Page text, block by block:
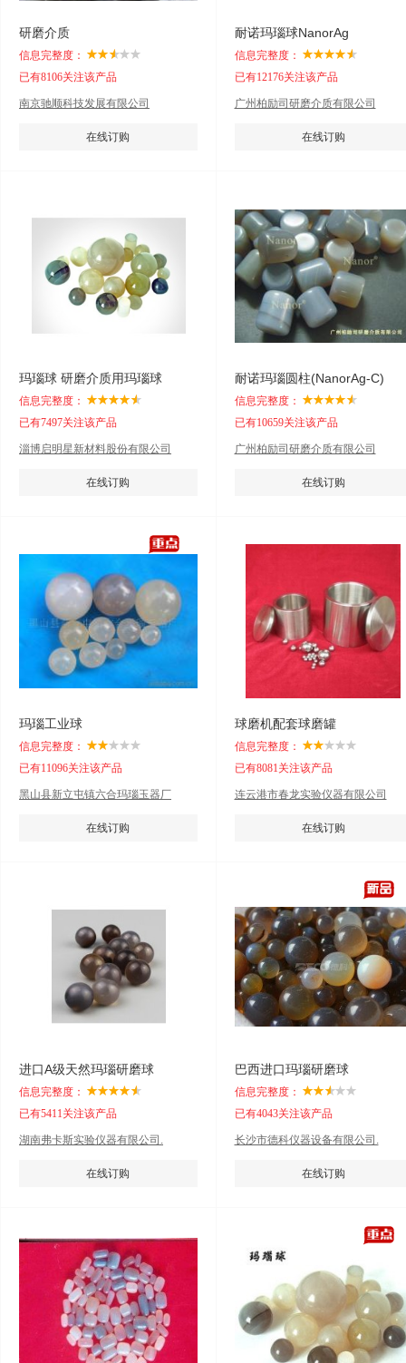
研磨介质
信息完整度：
已有8106关注该产品
南京驰顺科技发展有限公司
在线订购
耐诺玛瑙球NanorAg
信息完整度：
已有12176关注该产品
广州柏励司研磨介质有限公司
在线订购
玛瑙球 研磨介质用玛瑙球
信息完整度：
已有7497关注该产品
淄博启明星新材料股份有限公司
在线订购
耐诺玛瑙圆柱(NanorAg-C)
信息完整度：
已有10659关注该产品
广州柏励司研磨介质有限公司
在线订购
玛瑙工业球
信息完整度：
已有11096关注该产品
黑山县新立屯镇六合玛瑙玉器厂
在线订购
球磨机配套球磨罐
信息完整度：
已有8081关注该产品
连云港市春龙实验仪器有限公司
在线订购
进口A级天然玛瑙研磨球
信息完整度：
已有5411关注该产品
湖南弗卡斯实验仪器有限公司.
在线订购
巴西进口玛瑙研磨球
信息完整度：
已有4043关注该产品
长沙市德科仪器设备有限公司.
在线订购